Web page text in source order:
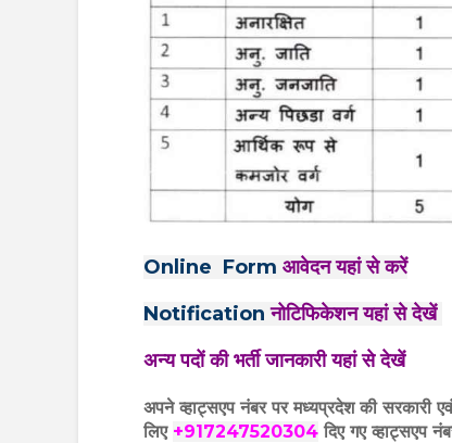
Online Form आवेदन यहां से करें
Notificationनोटिफिकेशन यहां से देखें
अन्य पदों की भर्ती जानकारी यहां से देखें
अपने व्हाट्सएप नंबर पर मध्यप्रदेश की सरकारी
लिए +917247520304 दिए गएव्हाट्सएप